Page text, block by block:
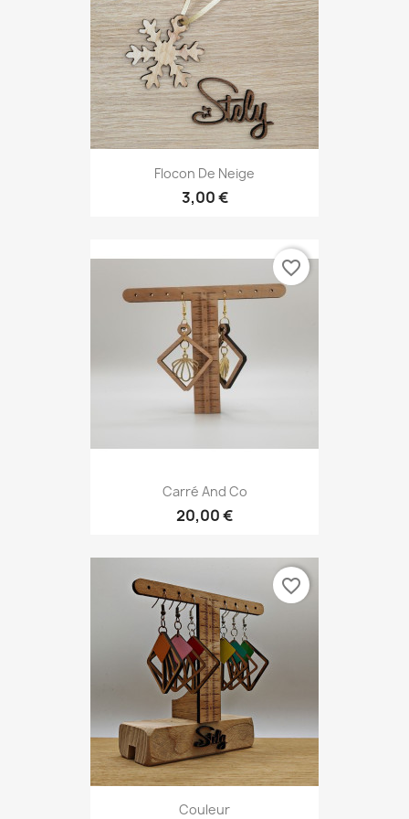
Flocon De Neige
3,00 €
Carré And Co
20,00 €
favorite_border
Couleur
favorite_border